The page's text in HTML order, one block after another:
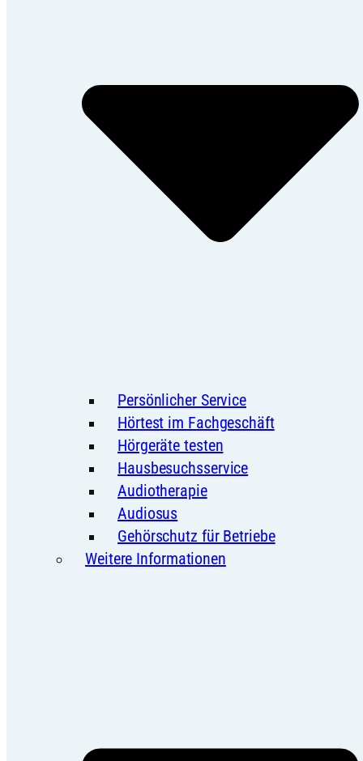
Persönlicher Service
Hörtest im Fachgeschäft
Hörgeräte testen
Hausbesuchsservice
Audiotherapie
Audiosus
Gehörschutz für Betriebe
Weitere Informationen